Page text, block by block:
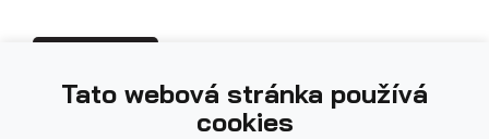
ilustrační.
Tato webová stránka používá
cookies